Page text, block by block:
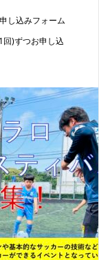
し込みフォーム
)ずつお申し込